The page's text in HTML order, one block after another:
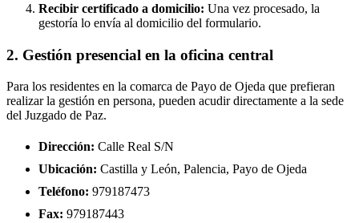
Recibir certificado a domicilio: Una vez procesado, la
gestoría lo envía al domicilio del formulario.
2. Gestión presencial en la oficina central
Para los residentes en la comarca de Payo de Ojeda que prefieran
realizar la gestión en persona, pueden acudir directamente a la sede
del Juzgado de Paz.
Dirección: Calle Real S/N
Ubicación: Castilla y León, Palencia, Payo de Ojeda
Teléfono: 979187473
Fax: 979187443